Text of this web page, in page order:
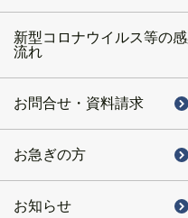
新型コロナウイルス等の
流れ
お問合せ・ 資料請求
お急ぎの方
お知らせ